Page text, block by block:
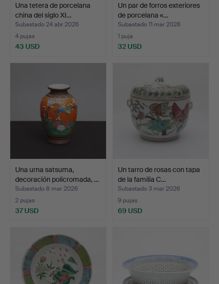
Una tetera de porcelana
china del siglo XI…
Subastado 24 abr 2026
4 pujas
43 USD
Un par de forros exteriores
de porcelana «…
Subastado 11 mar 2026
1 puja
32 USD
Una urna satsuma,
decoración policromada, …
Subastado 8 mar 2026
2 pujas
37 USD
Un tarro de rosas con tapa
de la familia C…
Subastado 3 mar 2026
9 pujas
69 USD